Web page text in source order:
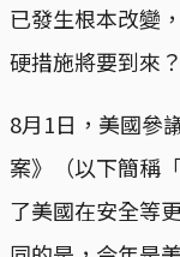
已發生根本改變
硬措施將要到來？
8月1日，美國參
案》（以下簡稱
了美國在安全等